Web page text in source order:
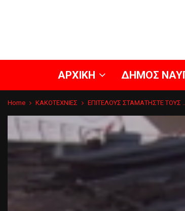
ΑΡΧΙΚΗ ΔΗΜΟΣ
Home ΚΑΚΟΤΕΧΝΙΕΣ ΕΠΙΤΕΛΟΥΣ ΣΤΑΜΑΤΗΣΤΕ ΤΟΥΣ